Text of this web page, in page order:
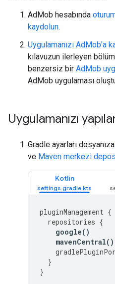
AdMob hesabında
kaydolun.
Uygulamanızı AdMob'a
kılavuzun ilerleyen
benzersiz bir AdMob
AdMob uygulaması
Uygulamanızı
Gradle ayarları dosyanıza
ve Maven merkezi
Kotlin
pluginManagement {
repositories {
google()
mavenCentral()
}
}